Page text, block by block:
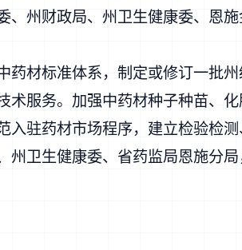
州财政局、州卫生健康委、恩
药材标准体系，制定或修订一批
术服务。加强中药材种子种苗、
入驻药材市场程序，建立检验检
卫生健康委、省药监局恩施分局